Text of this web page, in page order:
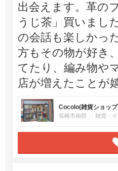
出会えます。革の
うじ茶」買いまし
の会話も楽しかっ
方もその物が好き
てたり、編み物や
店が増えたことが
Cocolo(雑貨ショッ
長崎市南部 雑貨・